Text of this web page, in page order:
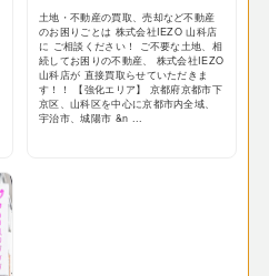
土地・不動産の買取、売却など不動産
のお困りごとは 株式会社IEZO 山科店
に ご相談ください！ ご不要な土地、相
続してお困りの不動産、 株式会社IEZO
山科店が 直接買取らせていただきま
す！！ 【強化エリア】 京都府京都市下
京区、山科区を中心に京都市内全域、
宇治市、城陽市 &n ...